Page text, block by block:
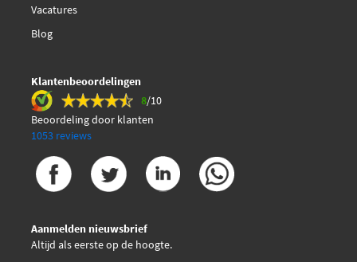
Vacatures
Blog
Klantenbeoordelingen
8/10
Beoordeling door klanten
1053 reviews
Aanmelden nieuwsbrief
Altijd als eerste op de hoogte.